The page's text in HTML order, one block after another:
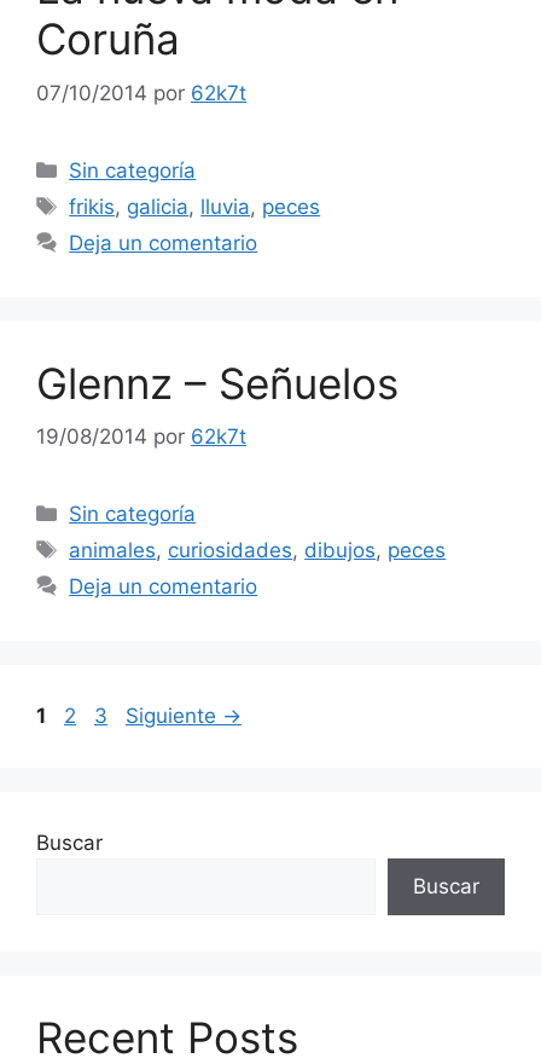
Coruña
07/10/2014 por 62k7t
Categorías
Sin categoría
Etiquetas
frikis, galicia, lluvia, peces
Deja un comentario
Glennz – Señuelos
19/08/2014 por 62k7t
Categorías
Sin categoría
Etiquetas
animales, curiosidades, dibujos, peces
Deja un comentario
Página
1 Página
2 Página
3 Siguiente →
Buscar
Buscar
Recent Posts